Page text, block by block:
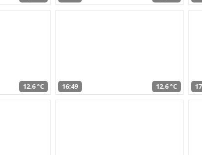
12,6 °C 16:49 12,6 °C